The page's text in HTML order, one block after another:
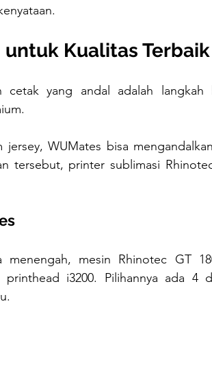
untuk Kualitas Terbaik
cetak yang andal adalah langkah
WUMates bisa
tersebut, printer sublimasi
menengah, mesin Rhinotec GT
i3200. Pilihannya ada 4